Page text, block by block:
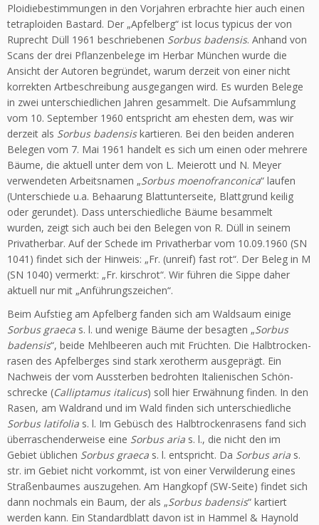
Ploidiebestimmungen in den Vorjahren erbrachte hier auch einen
tetraploiden Bastard. Der „Apfelberg“ ist locus typicus der von
Ruprecht Düll 1961 beschriebenen Sorbus badensis. Anhand von
Scans der drei Pflanzenbelege im Herbar München wurde die
Ansicht der Autoren begründet, warum derzeit von einer nicht
korrekten Artbeschreibung ausgegangen wird. Es wurden Belege
in zwei unterschiedlichen Jahren gesammelt. Die Aufsammlung
vom 10. Septem­ber 1960 entspricht am ehesten dem, was wir
derzeit als Sorbus badensiskartieren. Bei den beiden anderen
Belegen vom 7. Mai 1961 handelt es sich um einen oder mehrere
Bäume, die aktuell unter dem von L. Meierott und N. Meyer
verwendeten Arbeitsnamen „Sorbus moenofranconica“ laufen
(Unterschiede u.a. Behaarung Blattunter­seite, Blattgrund keilig
oder gerundet). Dass unterschiedliche Bäume besammelt
wurden, zeigt sich auch bei den Belegen von R. Düll in seinem
Privatherbar. Auf der Schede im Privatherbar vom 10.09.1960 (SN
1041) findet sich der Hinweis: „Fr. (unreif) fast rot“. Der Beleg in M
(SN 1040) vermerkt: „Fr. kirschrot“. Wir führen die Sippe daher
aktuell nur mit „Anführungs­zeichen“.
Beim Aufstieg am Apfelberg fanden sich am Waldsaum einige
Sorbus graeca s. l. und wenige Bäume der besagten „Sorbus
badensis“, beide Mehlbeeren auch mit Früchten. Die Halbtrocken­
rasen des Apfelberges sind stark xerotherm ausgeprägt. Ein
Nachweis der vom Aussterben bedrohten Italienischen Schön­
schrecke (Calliptamus italicus) soll hier Erwähnung finden. In den
Rasen, am Waldrand und im Wald finden sich unterschiedliche
Sorbus latifolia s. l. Im Gebüsch des Halbtrockenrasens fand sich
überraschenderweise eine Sorbus aria s. l., die nicht den im
Gebiet üblichen Sorbus graeca s. l. entspricht. Da Sorbus aria s.
str. im Gebiet nicht vorkommt, ist von einer Verwilderung eines
Straßenbaumes auszugehen. Am Hangkopf (SW-Seite) findet sich
dann nochmals ein Baum, der als „Sorbus badensis“ kartiert
werden kann. Ein Standardblatt davon ist in Hammel & Haynold